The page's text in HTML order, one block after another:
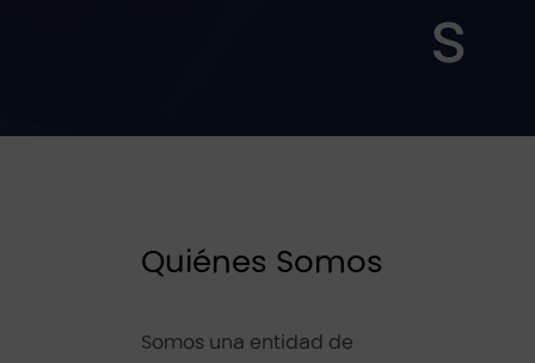
s
Quiénes Somos
Somos una entidad de